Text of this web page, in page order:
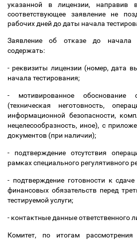
указанной в лицензии, направив
соответствующее заявление не
рабочих дней до даты начала
Заявление об отказе до начала
содержать:
- реквизиты лицензии (номер, дата
начала тестирования;
- мотивированное обоснование
(техническая неготовность,
информационной безопасности,
нецелесообразность, иное), с
документов (при наличии);
- подтверждение отсутствия
рамках специального регулятивного
- подтверждение готовности к сдаче
финансовых обязательств перед
тестируемой услуги;
- контактные данные ответственного
Комитет, по итогам рассмотрения